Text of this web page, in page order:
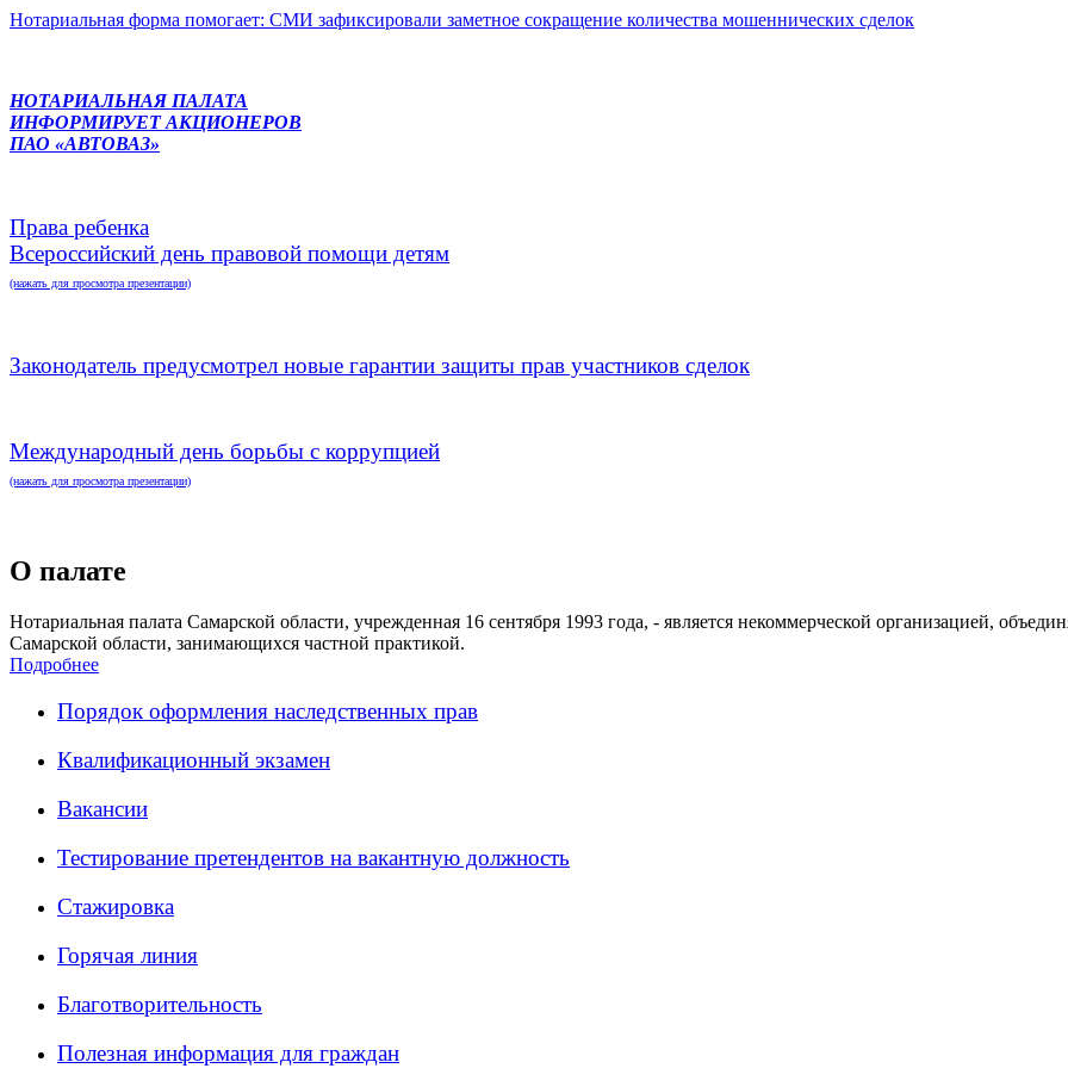
Нотариальная форма помогает: СМИ зафиксировали заметное сокращение количества мошеннических сделок
НОТАРИАЛЬНАЯ ПАЛАТА
ИНФОРМИРУЕТ АКЦИОНЕРОВ
ПАО «АВТОВАЗ»
Права ребенка
Всероссийский день правовой помощи детям
(нажать для просмотра презентации)
Законодатель предусмотрел новые гарантии защиты прав участников сделок
Международный день борьбы с коррупцией
(нажать для просмотра презентации)
О палате
Нотариальная палата Самарской области, учрежденная 16 сентября 1993 года, - является некоммерческой организацией,
Самарской области, занимающихся частной практикой.
Подробнее
Порядок оформления наследственных прав
Квалификационный экзамен
Вакансии
Тестирование претендентов на вакантную должность
Стажировка
Горячая линия
Благотворительность
Полезная информация для граждан